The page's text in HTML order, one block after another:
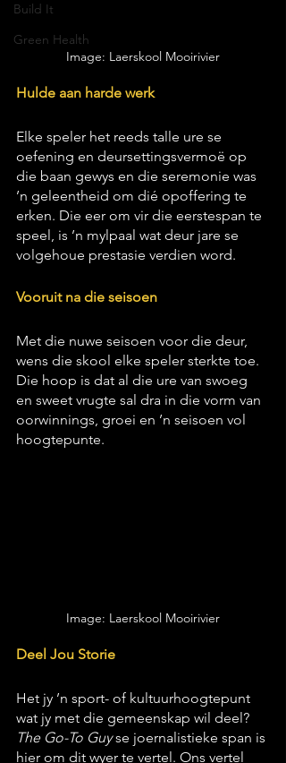
Build It
Green Health
Image: Laerskool Mooirivier
Hulde aan harde werk
Elke speler het reeds talle ure se
oefening en deursettingsvermoë op
die baan gewys en die seremonie was
’n geleentheid om dié opoffering te
erken. Die eer om vir die eerstespan te
speel, is ’n mylpaal wat deur jare se
volgehoue prestasie verdien word.
Vooruit na die seisoen
Met die nuwe seisoen voor die deur,
wens die skool elke speler sterkte toe.
Die hoop is dat al die ure van swoeg
en sweet vrugte sal dra in die vorm van
oorwinnings, groei en ’n seisoen vol
hoogtepunte.
Image: Laerskool Mooirivier
Deel Jou Storie
Het jy ’n sport- of kultuurhoogtepunt
wat jy met die gemeenskap wil deel?
The Go-To Guy se joernalistieke span is
hier om dit wyer te vertel. Ons vertel